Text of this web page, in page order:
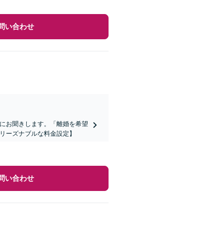
い合わせ
お聞きします。「離婚を希望
ーズナブルな料金設定】
い合わせ